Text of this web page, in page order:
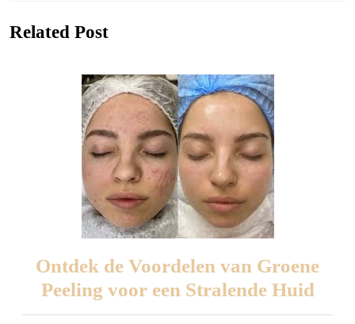
post:
Related Post
Ontdek de Voordelen van Groene
Peeling voor een Stralende Huid
de